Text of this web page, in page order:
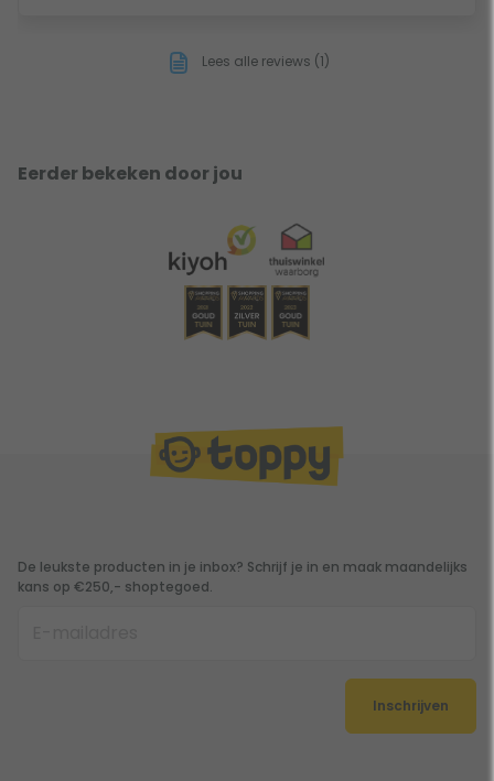
Lees alle reviews (1)
Eerder bekeken door jou
De leukste producten in je inbox? Schrijf je in en maak maandelijks
kans op €250,- shoptegoed.
Inschrijven